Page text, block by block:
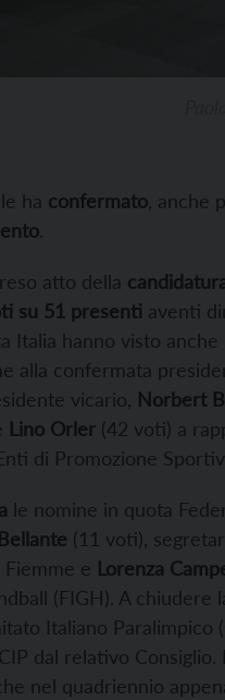
ha confermato ,
.
atto della
su 51 presenti aventi
Italia hanno visto anche
alla confermata
vicario, Norbert
Lino Orler (42 voti) a
di Promozione
le nomine in quota
(11 voti),
e Lorenza
(FIGH). A chiudere
Italiano Paralimpico
dal relativo
nel quadriennio